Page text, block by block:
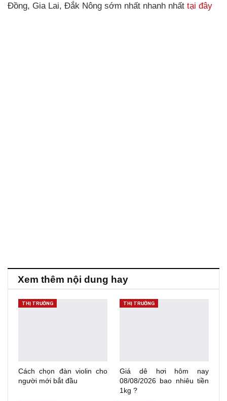
Đồng, Gia Lai, Đắk Nông sớm nhất nhanh nhất tại đây
Xem thêm nội dung hay
THỊ TRƯỜNG
Cách chọn đàn violin cho
người mới bắt đầu
THỊ TRƯỜNG
Giá dê hơi hôm nay
08/08/2026 bao nhiêu tiền
1kg ?